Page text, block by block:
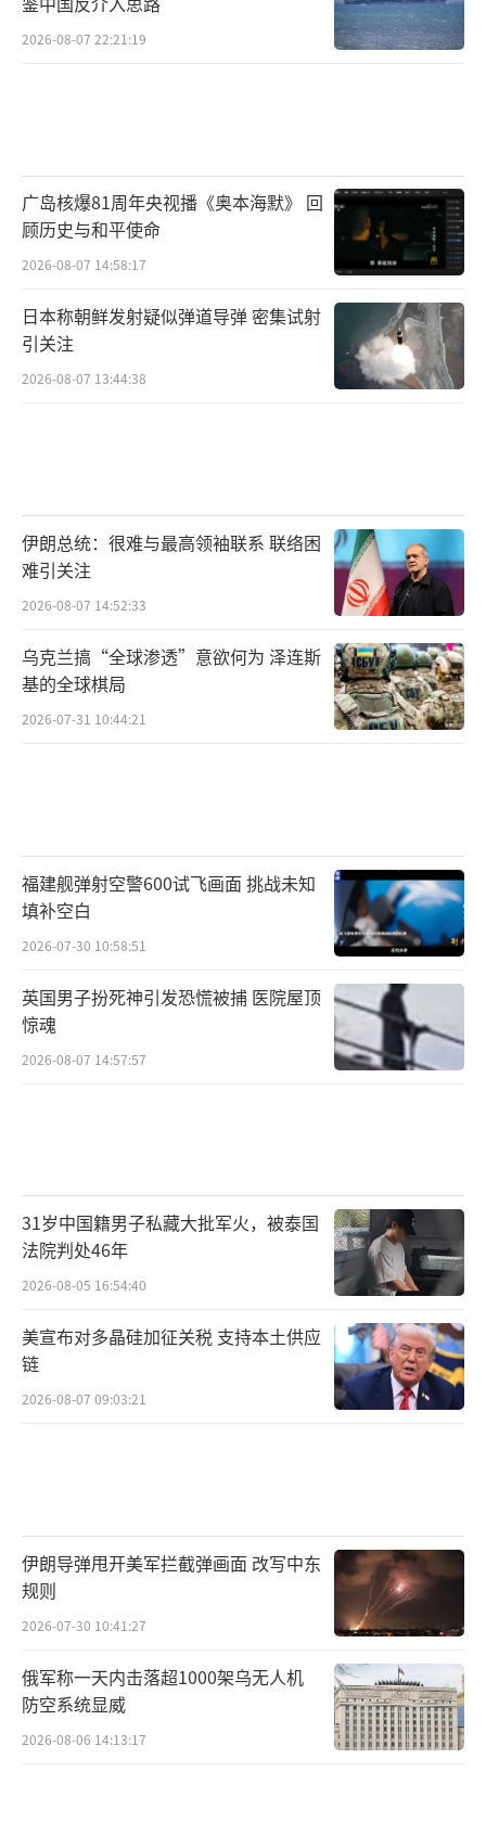
考德尔在关岛的战备喊话，实际上反映了
美国将中国视为战略对手并推行“印太战
了保障国家主权和海洋权益。亚太地区是追求
和平与发展的热土，不应成为角逐战场。美军
应回归正常对话和协商轨道，这才是目前最应
该准备的“战备”动作。
（责任编辑：张蕾 TT0001）
2026-08-07 22:21:19
广岛核爆81周年央视播《奥本海默》 回
顾历史与和平使命
2026-08-07 14:58:17
日本称朝鲜发射疑似弹道导弹 密集试射
引关注
2026-08-07 13:44:38
伊朗总统：很难与最高领袖联系 联络困
难引关注
2026-08-07 14:52:33
乌克兰搞“全球渗透”意欲何为 泽连斯
基的全球棋局
2026-07-31 10:44:21
福建舰弹射空警600试飞画面 挑战未知
填补空白
2026-07-30 10:58:51
英国男子扮死神引发恐慌被捕 医院屋顶
惊魂
2026-08-07 14:57:57
31岁中国籍男子私藏大批军火，被泰国
法院判处46年
2026-08-05 16:54:40
美宣布对多晶硅加征关税 支持本土供应
链
2026-08-07 09:03:21
伊朗导弹甩开美军拦截弹画面 改写中东
规则
2026-07-30 10:41:27
俄军称一天内击落超1000架乌无人机
防空系统显威
2026-08-06 14:13:17